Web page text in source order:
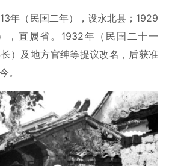
年（民国二年），设永北县；1929
，直属省。1932年（民国二十一
）及地方官绅等提议改名，后获准
。